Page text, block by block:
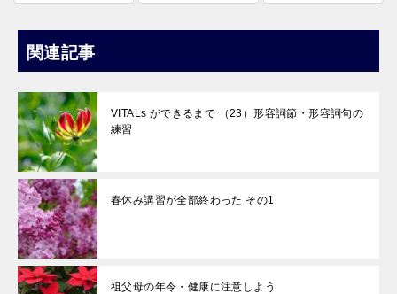
関連記事
VITALs ができるまで （23）形容詞節・形容詞句の
練習
春休み講習が全部終わった その1
祖父母の年令・健康に注意しよう